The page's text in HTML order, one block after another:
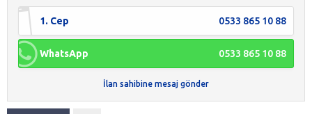
1. Cep 0533 865 10 88
WhatsApp 0533 865 10 88
İlan sahibine mesaj gönder